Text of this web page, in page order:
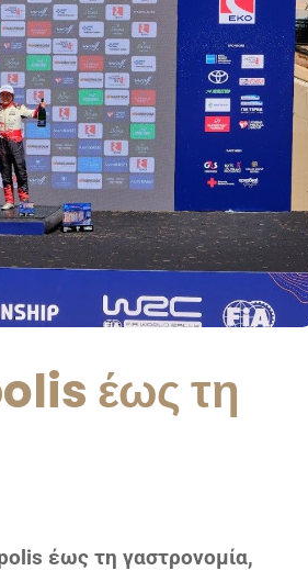
έως τη
έως τη γαστρονομία,